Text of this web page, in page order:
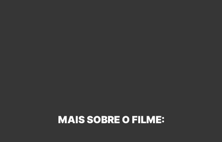
MAIS SOBRE O FILME: